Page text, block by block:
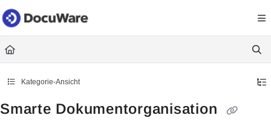
Documentation Index
Fetch the complete documentation index at: https://
Use this file to discover all available pages before exploring further.
Kategorie-Ansicht
Smarte Dokumentorganisation